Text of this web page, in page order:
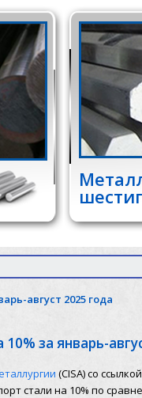
август 2025 года
за январь-
(CISA) со
стали на 10% по